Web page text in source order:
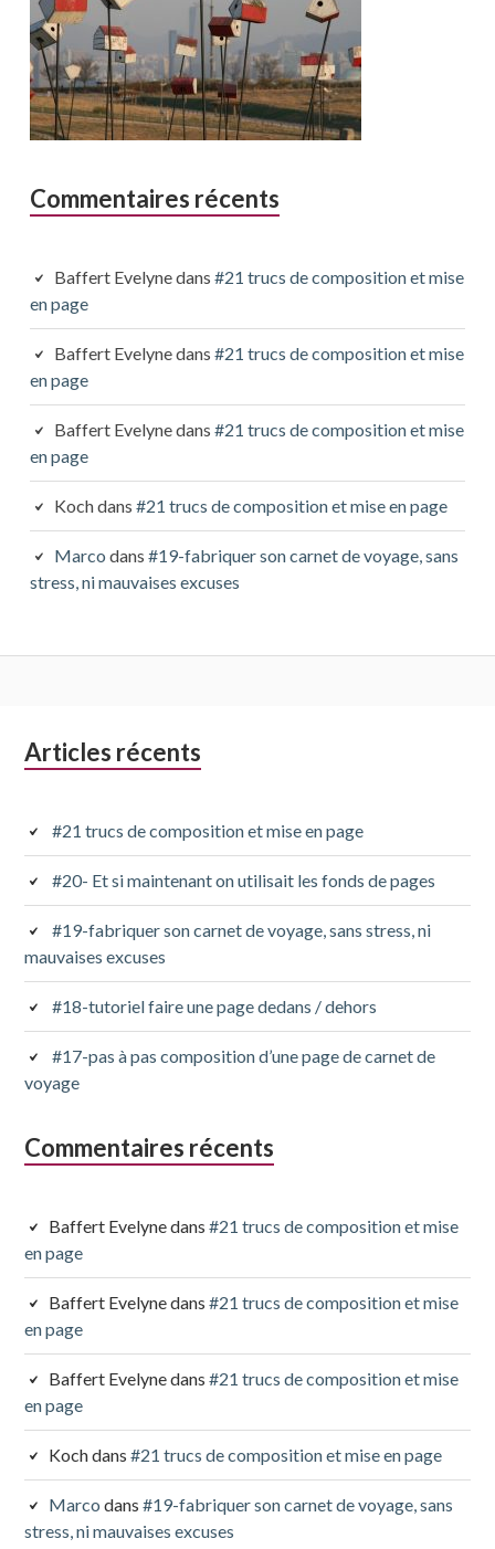
Commentaires récents
Baffert Evelynedans #21 trucs de composition et mise
en page
Baffert Evelynedans #21 trucs de composition et mise
en page
Baffert Evelynedans #21 trucs de composition et mise
en page
Kochdans #21 trucs de composition et mise en page
Marco dans #19-fabriquer son carnet de voyage, sans
stress, ni mauvaises excuses
Colonne
subsidiaire
Articles récents
#21 trucs de composition et mise en page
#20- Et si maintenant on utilisait les fonds de pages
#19-fabriquer son carnet de voyage, sans stress, ni
mauvaises excuses
#18-tutoriel faire une page dedans / dehors
#17-pas à pas composition d’une page de carnet de
voyage
Commentaires récents
Baffert Evelynedans#21 trucs de composition et mise
en page
Baffert Evelynedans#21 trucs de composition et mise
en page
Baffert Evelynedans#21 trucs de composition et mise
en page
Kochdans#21 trucs de composition et mise en page
Marco dans#19-fabriquer son carnet de voyage, sans
stress, ni mauvaises excuses